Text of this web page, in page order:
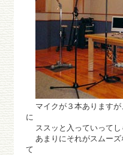
マイクが３本ありますが
に
ススッと入っていってし
あまりにそれがスムーズ
て